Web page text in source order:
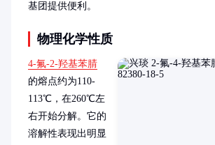
基团提供便利。
物理化学性质
4-氟-2-羟基苯腈
的熔点约为110-
113℃，在260℃左
右开始分解。它的
溶解性表现出明显